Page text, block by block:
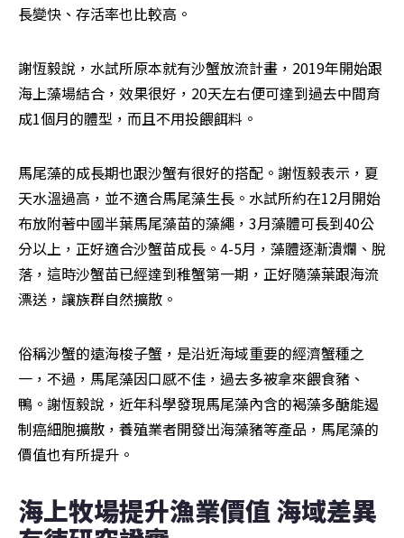
長變快、存活率也比較高。
謝恆毅說，水試所原本就有沙蟹放流計畫，2019年開始跟
海上藻場結合，效果很好，20天左右便可達到過去中間育
成1個月的體型，而且不用投餵餌料。
馬尾藻的成長期也跟沙蟹有很好的搭配。謝恆毅表示，夏
天水溫過高，並不適合馬尾藻生長。水試所約在12月開始
布放附著中國半葉馬尾藻苗的藻繩，3月藻體可長到40公
分以上，正好適合沙蟹苗成長。4-5月，藻體逐漸潰爛、脫
落，這時沙蟹苗已經達到稚蟹第一期，正好隨藻葉跟海流
漂送，讓族群自然擴散。
俗稱沙蟹的遠海梭子蟹，是沿近海域重要的經濟蟹種之
一，不過，馬尾藻因口感不佳，過去多被拿來餵食豬、
鴨。謝恆毅說，近年科學發現馬尾藻內含的褐藻多醣能遏
制癌細胞擴散，養殖業者開發出海藻豬等產品，馬尾藻的
價值也有所提升。
海上牧場提升漁業價值 海域差異